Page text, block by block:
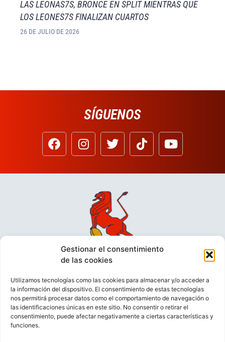
Gestionar el consentimiento
de las cookies
Utilizamos tecnologías como las cookies para almacenar y/o acceder a
la información del dispositivo. El consentimiento de estas tecnologías
nos permitirá procesar datos como el comportamiento de navegación o
las identificaciones únicas en este sitio. No consentir o retirar el
consentimiento, puede afectar negativamente a ciertas características y
funciones.
LAS LEONAS7S, BRONCE EN SPLIT MIENTRAS QUE
LOS LEONES7S FINALIZAN CUARTOS
26 DE JULIO DE 2026
SÍGUENOS